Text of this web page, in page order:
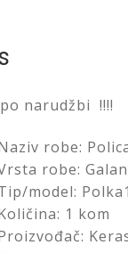
narudžbi !!!!
robe:
robe:
model: Polka1
1 kom